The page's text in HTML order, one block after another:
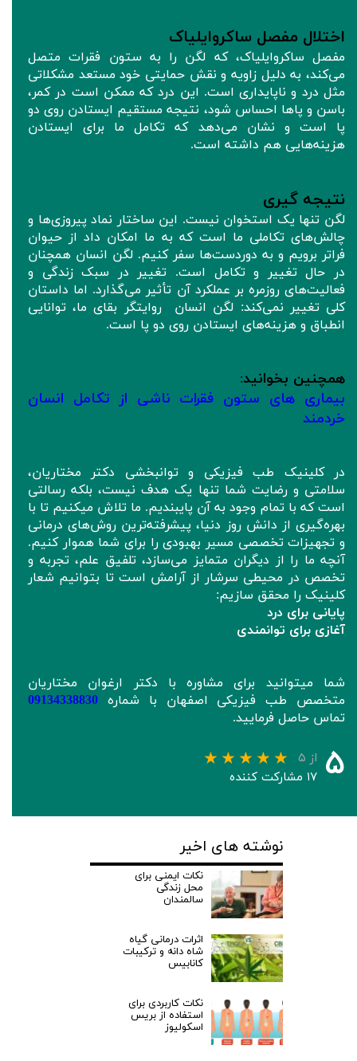
اختلال مفصل ساکروایلیاک
مفصل ساکروایلیاک، که لگن را به ستون فقرات متصل
می‌کند، به دلیل زاویه و نقش حمایتی خود مستعد مشکلاتی
مثل درد و ناپایداری است. این درد که ممکن است در کمر،
باسن و پاها احساس شود، نتیجه مستقیم ایستادن روی دو
پا است و نشان می‌دهد که تکامل ما برای ایستادن
هزینه‌هایی هم داشته است.
نتیجه گیری
لگن تنها یک استخوان نیست. این ساختار نماد پیروزی‌ها و
چالش‌های تکاملی ما است که به ما امکان داد از حیوان
فراتر برویم و به دوردست‌ها سفر کنیم. لگن انسان همچنان
در حال تغییر و تکامل است. تغییر در سبک زندگی و
فعالیت‌های روزمره بر عملکرد آن تأثیر می‌گذارد. اما داستان
کلی تغییر نمی‌کند: لگن انسان روایتگر بقای ما، توانایی
انطباق و هزینه‌های ایستادن روی دو پا است.
همچنین بخوانید:
بیماری های ستون فقرات ناشی از تکامل انسان
خردمند
در کلینیک طب فیزیکی و توانبخشی دکتر مختاریان،
سلامتی و رضایت شما تنها یک هدف نیست، بلکه رسالتی
است که با تمام وجود به آن پایبندیم. ما تلاش میکنیم تا با
بهره‌گیری از دانش روز دنیا، پیشرفته‌ترین روش‌های درمانی
و تجهیزات تخصصی مسیر بهبودی را برای شما هموار کنیم.
آنچه ما را از دیگران متمایز می‌سازد، تلفیق علم، تجربه و
تخصص در محیطی سرشار از آرامش است تا بتوانیم شعار
کلینیک را محقق سازیم:
پایانی برای درد
آغازی برای توانمندی
شما میتوانید برای مشاوره با دکتر ارغوان مختاریان
متخصص طب فیزیکی اصفهان با شماره 09134338830
تماس حاصل فرمایید.
۵ از ۵
۱۷ مشارکت کننده
نوشته های اخیر
نکات ایمنی برای
محل زندگی
سالمندان
اثرات درمانی گیاه
شاه دانه و ترکیبات
کانابیس
نکات کاربردی برای
استفاده از بریس
اسکولیوز